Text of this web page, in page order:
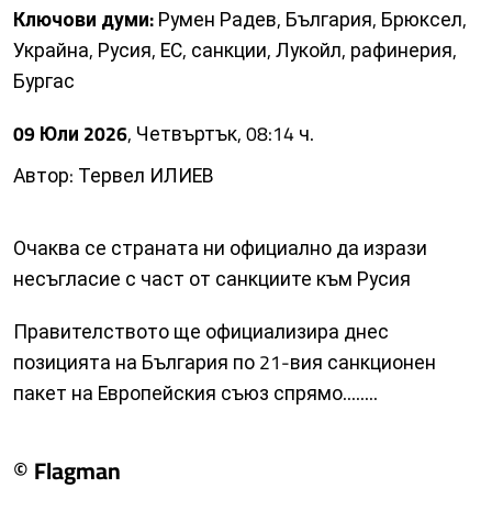
Ключови думи:Румен Радев, България, Брюксел,
Украйна, Русия, ЕС, санкции, Лукойл, рафинерия,
Бургас
09 Юли 2026, Четвъртък, 08:14 ч.
Автор: Тервел ИЛИЕВ
Очаква се страната ни официално да изрази
несъгласие с част от санкциите към Русия
Правителството ще официализира днес
позицията на България по 21-вия санкционен
пакет на Европейския съюз спрямо........
© Flagman